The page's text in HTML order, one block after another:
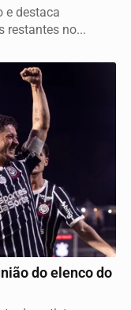
e destaca
restantes no...
do elenco do